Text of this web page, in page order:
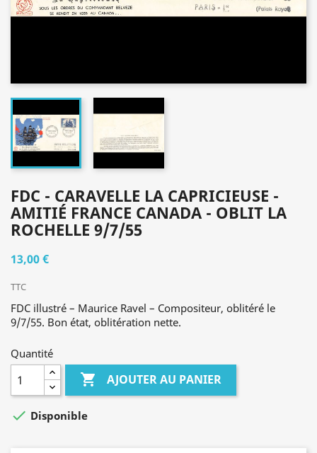
FDC - CARAVELLE LA CAPRICIEUSE -
AMITIÉ FRANCE CANADA - OBLIT LA
ROCHELLE 9/7/55
13,00 €
TTC
FDC illustré – Maurice Ravel – Compositeur, oblitéré le
9/7/55. Bon état, oblitération nette.
Quantité
 AJOUTER AU PANIER
 Disponible